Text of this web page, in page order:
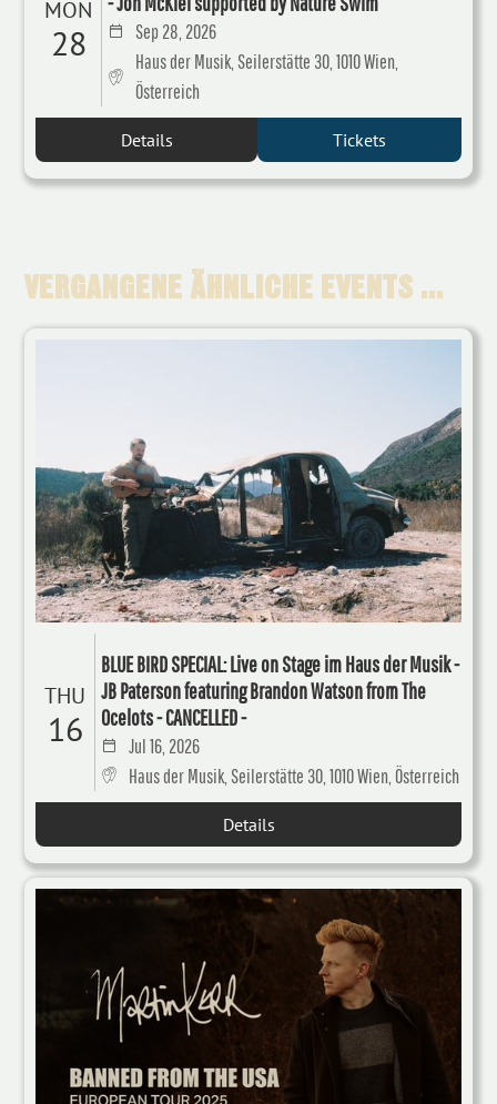
MON
28
Sep 28, 2026
Haus der Musik, Seilerstätte 30, 1010 Wien,
Österreich
Details Tickets
VERGANGENE ÄHNLICHE EVENTS ...
THU
16
BLUE BIRD SPECIAL: Live on Stage im Haus der Musik -
JB Paterson featuring Brandon Watson from The
Ocelots - CANCELLED -
Jul 16, 2026
Haus der Musik, Seilerstätte 30, 1010 Wien, Österreich
Details